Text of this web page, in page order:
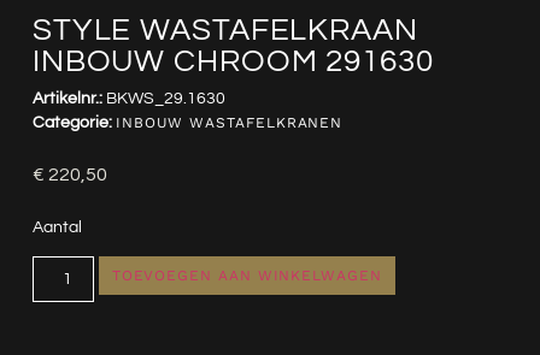
STYLE WASTAFELKRAAN
INBOUW CHROOM 291630
Artikelnr.: BKWS_29.1630
Categorie: INBOUW WASTAFELKRANEN
€ 220,50
Aantal
TOEVOEGEN AAN WINKELWAGEN